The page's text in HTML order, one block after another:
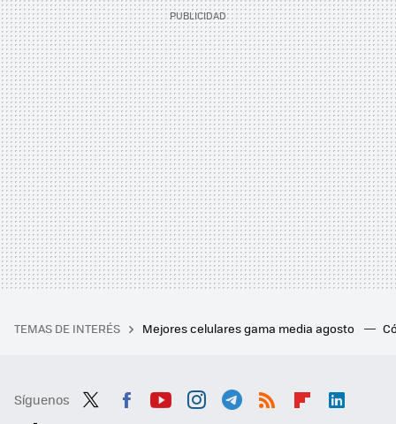
TEMAS DE INTERÉS Mejores celulares gama media agosto
Síguenos